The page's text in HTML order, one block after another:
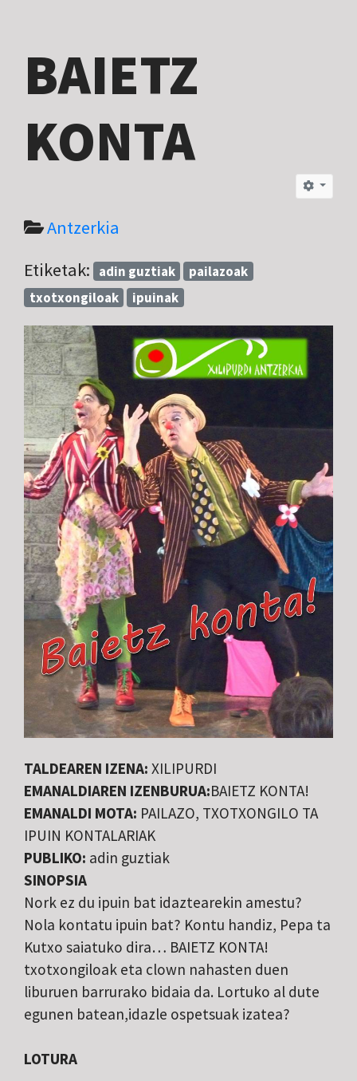
BAIETZ
KONTA
Antzerkia
Etiketak: adin guztiak
pailazoak
txotxongiloak
ipuinak
TALDEAREN IZENA: XILIPURDI
EMANALDIAREN IZENBURUA:BAIETZ KONTA!
EMANALDI MOTA: PAILAZO, TXOTXONGILO TA
IPUIN KONTALARIAK
PUBLIKO: adin guztiak
SINOPSIA
Nork ez du ipuin bat idaztearekin amestu?
Nola kontatu ipuin bat? Kontu handiz, Pepa ta
Kutxo saiatuko dira… BAIETZ KONTA!
txotxongiloak eta clown nahasten duen
liburuen barrurako bidaia da. Lortuko al dute
egunen batean,idazle ospetsuak izatea?
LOTURA